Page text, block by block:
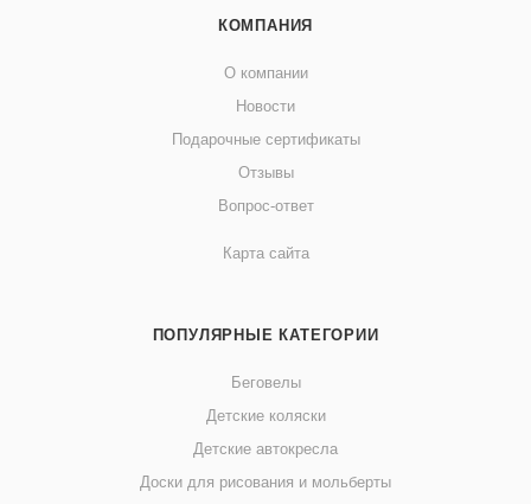
КОМПАНИЯ
О компании
Новости
Подарочные сертификаты
Отзывы
Вопрос-ответ
Карта сайта
ПОПУЛЯРНЫЕ КАТЕГОРИИ
Беговелы
Детские коляски
Детские автокресла
Доски для рисования и мольберты